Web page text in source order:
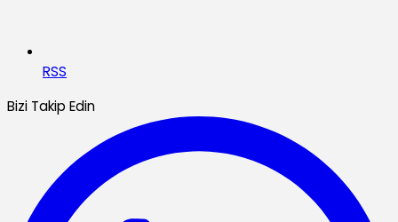
RSS
Bizi Takip Edin